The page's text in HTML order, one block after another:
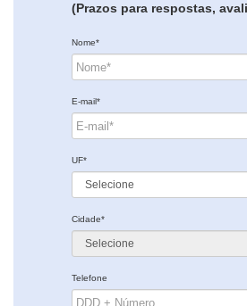
(Prazos para respostas,
Nome*
E-mail*
UF*
Cidade*
Telefone